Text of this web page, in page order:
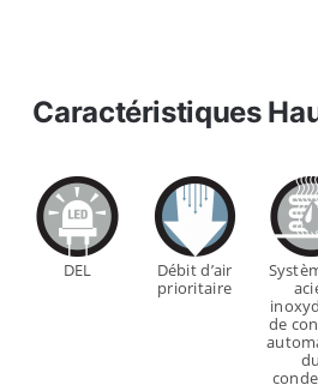
Caractéristiques
DEL
Débit d’air
prioritaire
de
du